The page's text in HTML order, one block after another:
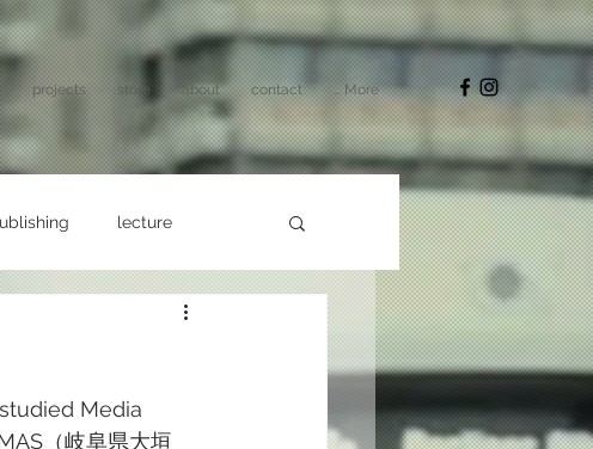
projects store about contact ... More
lecture
Media
（岐阜県大垣